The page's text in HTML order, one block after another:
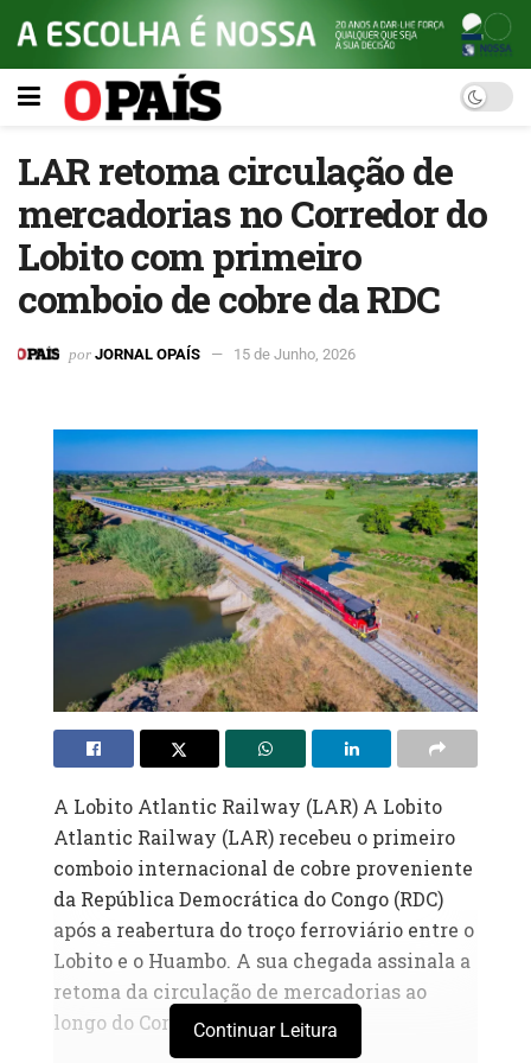
LAR retoma circulação de
mercadorias no Corredor do
Lobito com primeiro
comboio de cobre da RDC
por JORNAL OPAÍS 15 de Junho, 2026
A Lobito Atlantic Railway (LAR) A Lobito
Atlantic Railway (LAR) recebeu o primeiro
comboio internacional de cobre proveniente
da República Democrática do Congo (RDC)
após a reabertura do troço ferroviário entre o
Lobito e o Huambo. A sua chegada assinala a
retoma da circulação de mercadorias ao
longo do Corredor do Lobito.
Continuar Leitura